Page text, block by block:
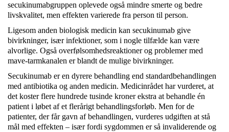
secukinumabgruppen oplevede også mindre smerte og bedre
livskvalitet, men effekten varierede fra person til person.
Ligesom anden biologisk medicin kan secukinumab give
bivirkninger, især infektioner, som i nogle tilfælde kan være
alvorlige. Også overfølsomhedsreaktioner og problemer med
mave-tarmkanalen er blandt de mulige bivirkninger.
Secukinumab er en dyrere behandling end standardbehandlingen
med antibiotika og anden medicin. Medicinrådet har vurderet, at
det koster flere hundrede tusinde kroner ekstra at behandle én
patient i løbet af et flerårigt behandlingsforløb. Men for de
patienter, der får gavn af behandlingen, vurderes udgiften at stå
mål med effekten – især fordi sygdommen er så invaliderende og